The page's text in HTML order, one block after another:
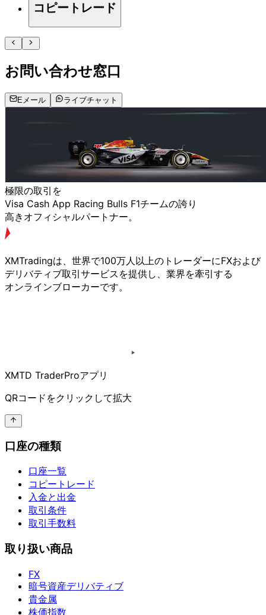
コピートレード
お問い合わせ窓口
Eメール ライブチャット
極限の取引を
Visa Cash App Racing Bulls F1チームの誇り
高きオフィシャルパートナー。
XMTradingは、 世界で100万人以上の トレーダーにFXおよび
デリバティブ取引サービスを提供し、 業界を牽引する
オンラインブローカーです。
XMTD TraderProアプリ
QRコードをクリックして拡大
口座の種類
口座一覧
コピートレード
入金と出金
取引条件
取引手数料
取り扱い商品
FX
暗号資産デリバティブ
貴金属
株価指数